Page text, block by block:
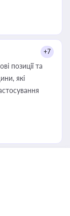
+7
позиції та
які